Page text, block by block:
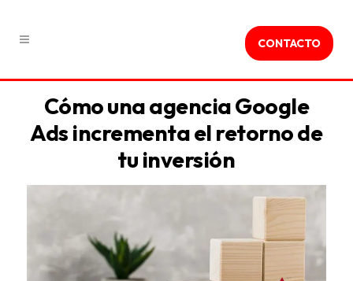
CONTACTO
Cómo una agencia Google
Ads incrementa el retorno de
tu inversión